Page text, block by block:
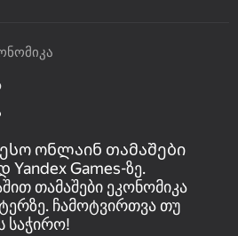
ონლაინ თამაშები
Games-ზე.
თამაშები ეკონომიკა
ჩამოტვირთვა თუ
საჭირო!